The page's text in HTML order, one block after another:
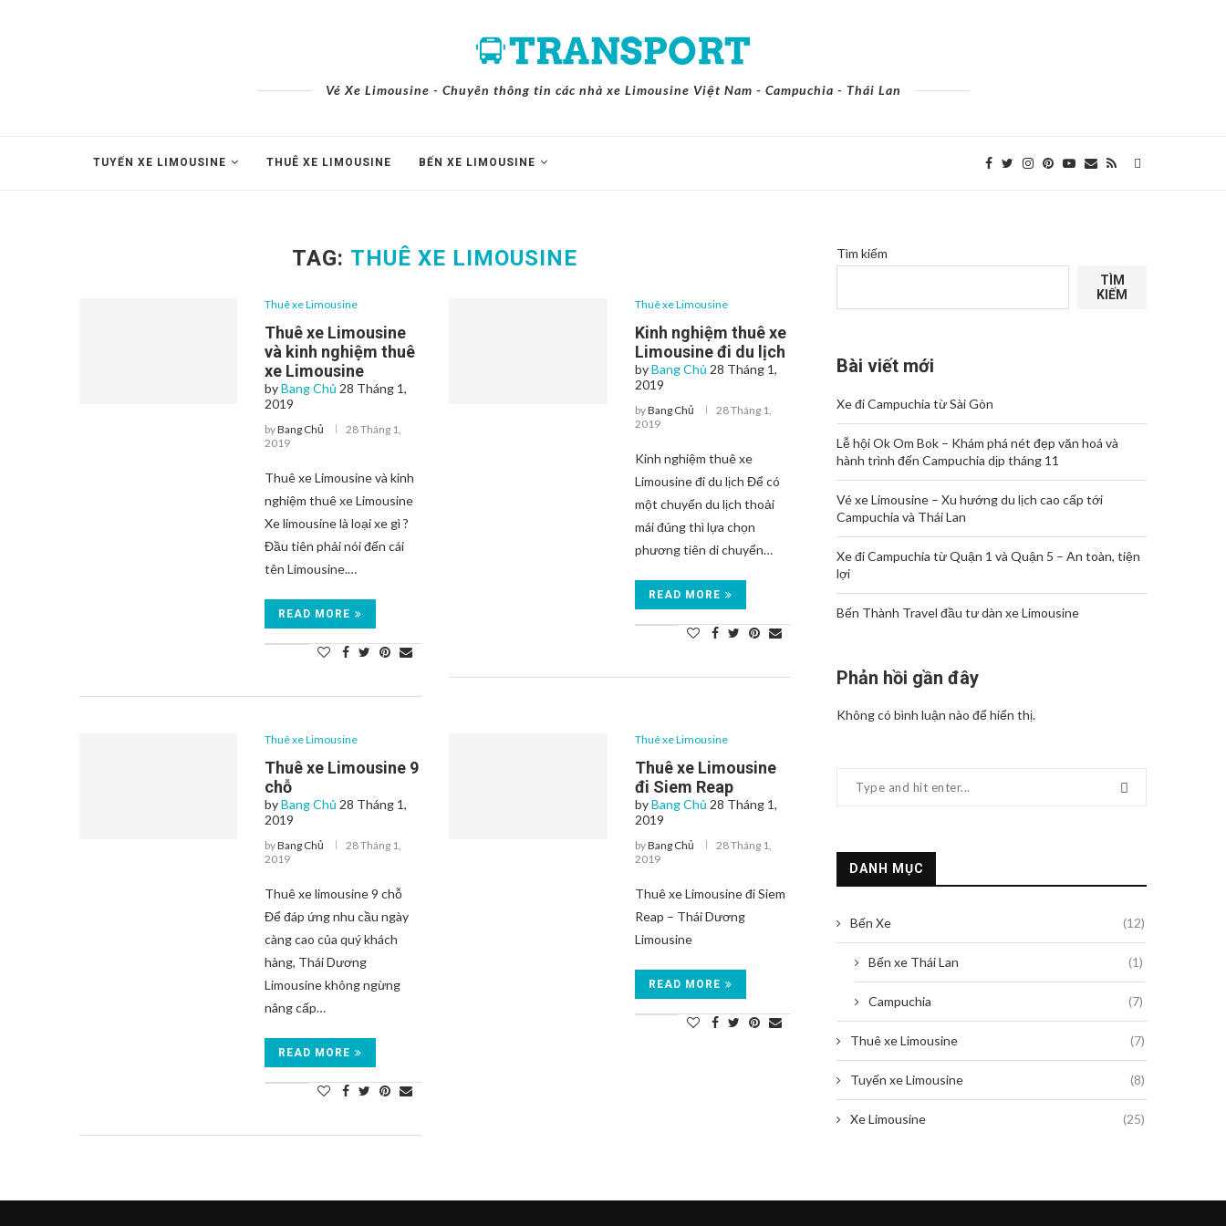
Vé Xe Limousine - Chuyên thông tin các nhà xe Limousine Việt Nam - Campuchia - Thái Lan
TUYẾN XE LIMOUSINE THUÊ XE LIMOUSINE BẾN XE LIMOUSINE
TAG: THUÊ XE LIMOUSINE
Thuê xe Limousine
Thuê xe Limousine
và kinh nghiệm thuê
xe Limousine
byBang Chủ 28 Tháng 1,
2019
byBang Chủ
28 Tháng 1,
2019
Thuê xe Limousine và kinh
nghiệm thuê xe Limousine
Xe limousine là loại xe gì ?
Đầu tiên phải nói đến cái
tên Limousine.…
READ MORE
Thuê xe Limousine
Kinh nghiệm thuê xe
Limousine đi du lịch
byBang Chủ 28 Tháng 1,
2019
byBang Chủ
28 Tháng 1,
2019
Kinh nghiệm thuê xe
Limousine đi du lịch Để có
một chuyến du lịch thoải
mái đúng thì lựa chọn
phương tiên di chuyển…
READ MORE
Thuê xe Limousine
Thuê xe Limousine 9
chỗ
byBang Chủ 28 Tháng 1,
2019
byBang Chủ
28 Tháng 1,
2019
Thuê xe limousine 9 chỗ
Để đáp ứng nhu cầu ngày
càng cao của quý khách
hàng, Thái Dương
Limousine không ngừng
nâng cấp…
READ MORE
Thuê xe Limousine
Thuê xe Limousine
đi Siem Reap
byBang Chủ 28 Tháng 1,
2019
byBang Chủ
28 Tháng 1,
2019
Thuê xe Limousine đi Siem
Reap – Thái Dương
Limousine
READ MORE
Tìm kiếm
TÌM
KIẾM
Bài viết mới
Xe đi Campuchia từ Sài Gòn
Lễ hội Ok Om Bok – Khám phá nét đẹp văn hoá và
hành trình đến Campuchia dịp tháng 11
Vé xe Limousine – Xu hướng du lịch cao cấp tới
Campuchia và Thái Lan
Xe đi Campuchia từ Quận 1 và Quận 5 – An toàn, tiện
lợi
Bến Thành Travel đầu tư dàn xe Limousine
Phản hồi gần đây
Không có bình luận nào để hiển thị.
DANH MỤC
Bến Xe (12)
Bến xe Thái Lan (1)
Campuchia (7)
Thuê xe Limousine (7)
Tuyến xe Limousine (8)
Xe Limousine (25)